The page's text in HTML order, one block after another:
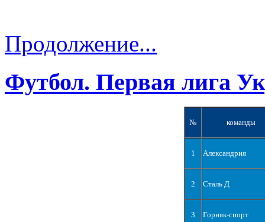
Продолжение...
Футбол. Первая лига
№ команды
1 Александрия
2 Сталь Д
3 Горняк-спорт